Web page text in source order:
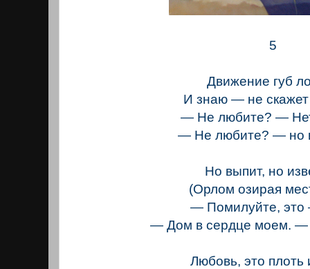
5
Движение губ
И знаю — не
— Не любите? —
— Не любите? — но
Но выпит, но
(Орлом озирая
— Помилуйте,
— Дом в сердце моем. —
Любовь, это плоть